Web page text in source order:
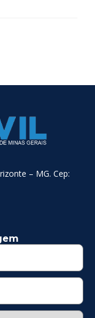
– MG. Cep: